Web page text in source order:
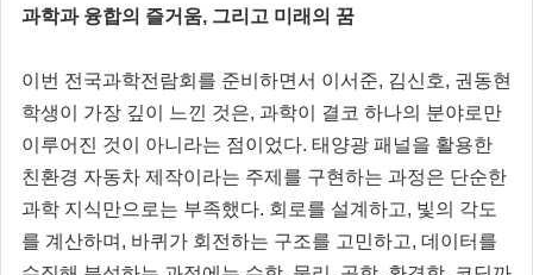
과학과 융합의 즐거움, 그리고 미래의 꿈
이번 전국과학전람회를 준비하면서 이서준, 김신호, 권동현
학생이 가장 깊이 느낀 것은, 과학이 결코 하나의 분야로만
이루어진 것이 아니라는 점이었다. 태양광 패널을 활용한
친환경 자동차 제작이라는 주제를 구현하는 과정은 단순한
과학 지식만으로는 부족했다. 회로를 설계하고, 빛의 각도
를 계산하며, 바퀴가 회전하는 구조를 고민하고, 데이터를